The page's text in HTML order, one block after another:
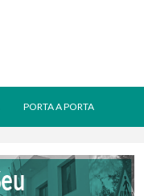
PORTA A PORTA